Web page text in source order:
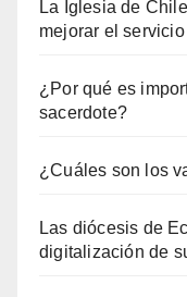
La Iglesia de
mejorar el
¿Por qué es
sacerdote?
¿Cuáles son los
Las diócesis de
digitalización de